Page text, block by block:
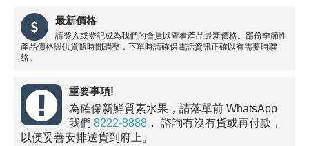
最新價格
請登入或登記成為我們的會員以查看產品最新價格。部份季節性
產品價格與供貨隨時間調整，下單時請確保電話資訊正確以有需要時聯
絡。
重要事項!
為確保新鮮質素水果，請落單前 WhatsApp
我們 8222-8888 ， 諮詢有沒有貨或再付款，
以便妥善安排送貨到府上。